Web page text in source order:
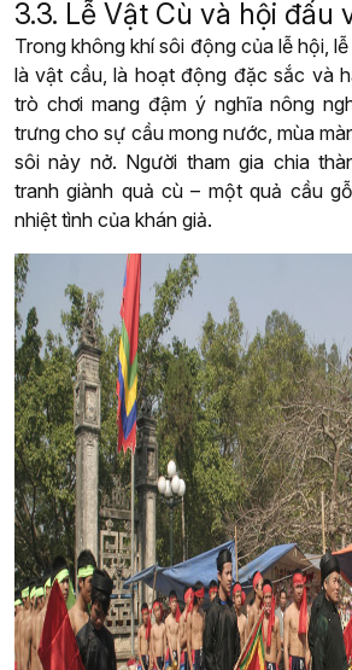
3.3. Lễ Vật Cù và hội đấu
Trong không khí sôi động của lễ hội,
là vật cầu, là hoạt động đặc sắc và
trò chơi mang đậm ý nghĩa nông
trưng cho sự cầu mong nước, mùa
sôi nảy nở. Người tham gia chia
tranh giành quả cù – một quả cầu
nhiệt tình của khán giả.